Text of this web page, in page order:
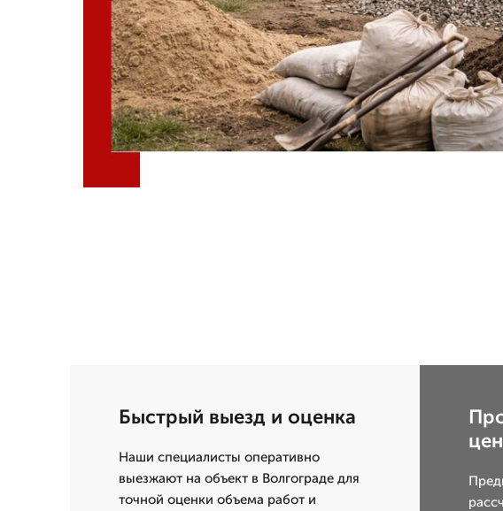
Быстрый выезд и оценка
Наши специалисты оперативно
выезжают на объект в Волгограде для
точной оценки объема работ и